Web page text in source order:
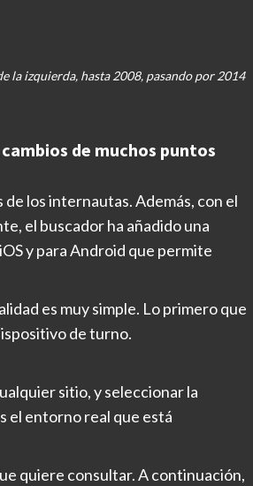
la izquierda, hasta 2008, pasando por 2014
de muchos puntos
los internautas. Además, con el
el buscador ha añadido una
y para Android que permite
es muy simple. Lo primero que
de turno.
sitio, y seleccionar la
el entorno real que está
quiere consultar. A continuación,